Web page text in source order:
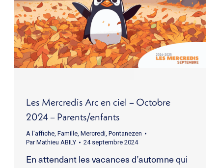
Les Mercredis Arc en ciel – Octobre
2024 – Parents/enfants
A l'affiche, Famille, Mercredi, Pontanezen
ParMathieu ABILY 24 septembre 2024
En attendant les vacances d’automne qui